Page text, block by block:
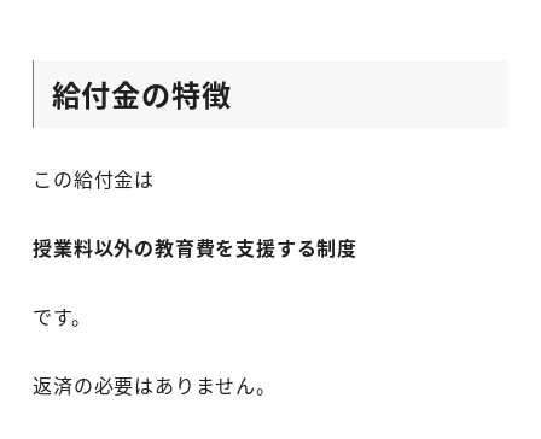
給付金の特徴
この給付金は
授業料以外の教育費を支援する制度
です。
返済の必要はありません。